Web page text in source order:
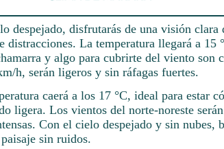
despejado, disfrutarás de una visión clara
La temperatura llegará a 15
y algo para cubrirte del viento son
h, serán ligeros y sin ráfagas fuertes.
caerá a los 17 °C, ideal para estar
ligera. Los vientos del norte-noreste
Con el cielo despejado y sin nubes,
sin ruidos.